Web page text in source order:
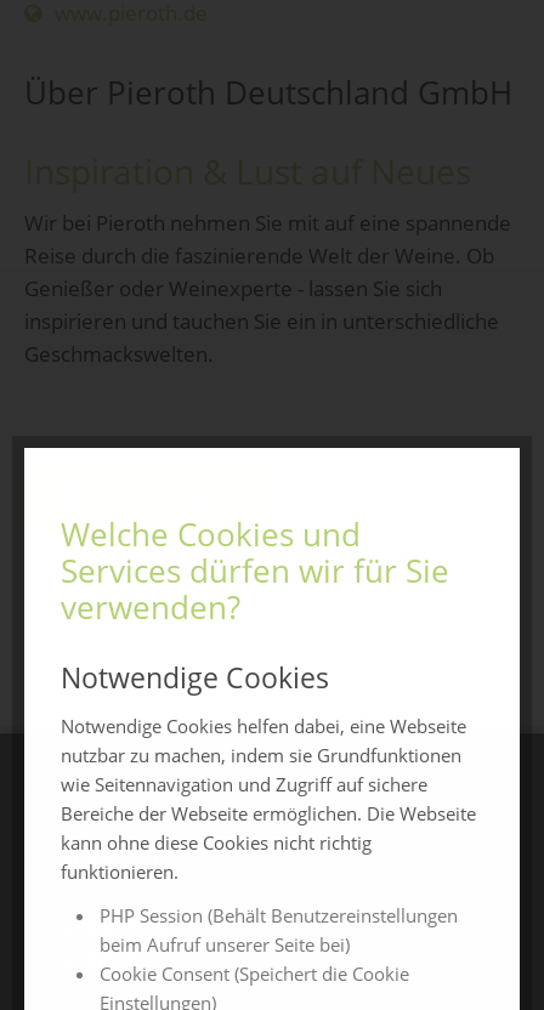
Über Pieroth Deutschland GmbH
Wir bei Pieroth nehmen Sie mit auf eine spannende
Reise durch die faszinierende Welt der Weine. Ob
Genießer oder Weinexperte - lassen Sie sich
inspirieren und tauchen Sie ein in unterschiedliche
Geschmackswelten.
CHAMLAND MESSEN
ChamlandSchau
ChamlandBau
ChamlandCareer
Welche Cookies und
Services dürfen wir für Sie
verwenden?
Notwendige Cookies
Notwendige Cookies helfen dabei, eine Webseite
nutzbar zu machen, indem sie Grundfunktionen
wie Seitennavigation und Zugriff auf sichere
Bereiche der Webseite ermöglichen. Die Webseite
kann ohne diese Cookies nicht richtig
funktionieren.
PHP Session (Behält Benutzereinstellungen
beim Aufruf unserer Seite bei)
Cookie Consent (Speichert die Cookie
Einstellungen)